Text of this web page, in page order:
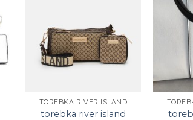
TOREBKA RIVER ISLAND
torebka river island